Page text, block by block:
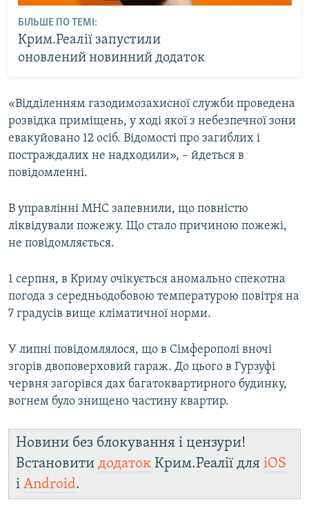
БІЛЬШЕ ПО ТЕМІ:
Крим.Реалії запустили
оновлений новинний додаток
«Відділенням газодимозахисної служби проведена
розвідка приміщень, у ході якої з небезпечної зони
евакуйовано 12 осіб. Відомості про загиблих і
постраждалих не надходили», – йдеться в
повідомленні.
В управлінні МНС запевнили, що повністю
ліквідували пожежу. Що стало причиною пожежі,
не повідомляється.
1 серпня, в Криму очікується аномально спекотна
погода з середньодобовою температурою повітря на
7 градусів вище кліматичної норми.
У липні повідомлялося, що в Сімферополі вночі
згорів двоповерховий гараж. До цього в Гурзуфі
червня загорівся дах багатоквартирного будинку,
вогнем було знищено частину квартир.
Новини без блокування і цензури!
Встановити додаток Крим.Реалії для iOS
і Android.